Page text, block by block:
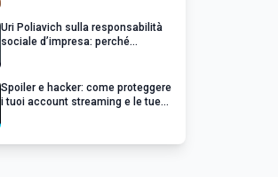
Uri Poliavich sulla responsabilità
sociale d’impresa: perché
Spoiler e hacker: come proteggere
i tuoi account streaming e le tue